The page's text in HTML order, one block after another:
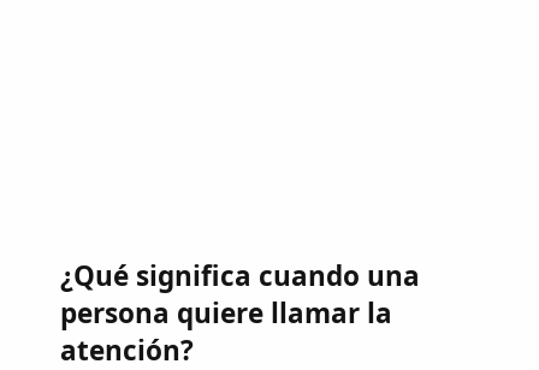
¿Qué significa cuando una
persona quiere llamar la
atención?